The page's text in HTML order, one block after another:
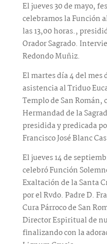
El jueves 30 de mayo,
celebramos la Función
las 13,00 horas.,
Orador Sagrado.
Redondo Muñiz.
El martes día 4 del mes
asistencia al Triduo
Templo de San
Hermandad de la
presidida y predicada
Francisco José Blanc
El jueves 14 de
celebró Función
Exaltación de la Santa
por el Rvdo. Padre D.
Cura Párroco de San
Director Espiritual de
finalizando con la